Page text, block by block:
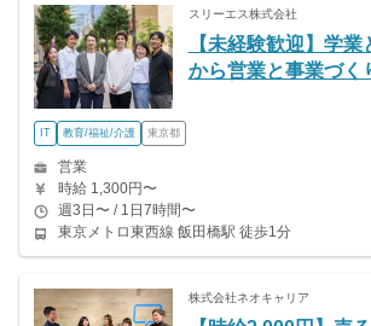
スリーエス株式会社
【未経験歓迎】学
から営業と事業づく
IT 教育/福祉/介護 東京都
営業
時給 1,300円〜
週3日〜 / 1日7時間〜
東京メトロ東西線 飯田橋駅 徒歩1分
株式会社ネオキャリア